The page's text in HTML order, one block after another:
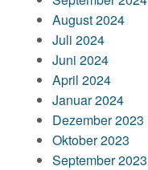
August 2024
Juli 2024
Juni 2024
April 2024
Januar 2024
Dezember 2023
Oktober 2023
September 2023